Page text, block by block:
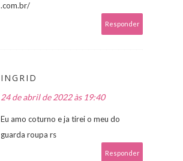
.com.br/
Responder
INGRID
24 de abril de 2022 às 19:40
Eu amo coturno e ja tirei o meu do
guarda roupa rs
Responder